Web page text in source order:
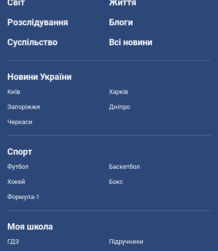
Розслідування
Блоги
Суспільство
Всі новини
Новини України
Київ Харків
Запоріжжя Дніпро
Черкаси
Спорт
Футбол Баскетбол
Хокей Бокс
Формула-1
Моя школа
ГДЗ Підручники